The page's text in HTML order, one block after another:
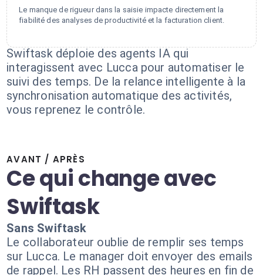
Le manque de rigueur dans la saisie impacte directement la
fiabilité des analyses de productivité et la facturation client.
Swiftask déploie des agents IA qui
interagissent avec Lucca pour automatiser le
suivi des temps. De la relance intelligente à la
synchronisation automatique des activités,
vous reprenez le contrôle.
AVANT / APRÈS
Ce qui change avec
Swiftask
Sans Swiftask
Le collaborateur oublie de remplir ses temps
sur Lucca. Le manager doit envoyer des emails
de rappel. Les RH passent des heures en fin de